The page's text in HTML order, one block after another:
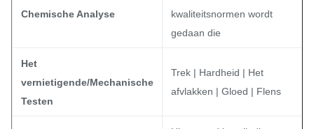
Chemische Analyse
kwaliteitsnormen wordt
gedaan die
Het
vernietigende/Mechanische
Testen
Trek | Hardheid | Het
afvlakken | Gloed | Flens